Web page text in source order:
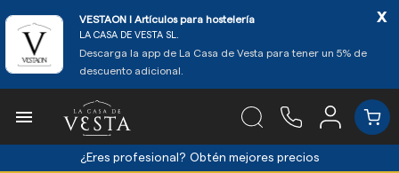
VESTAON l Artículos para hostelería
LA CASA DE VESTA SL.
Descarga la app de La Casa de Vesta para tener un 5% de
descuento adicional.
x

¿Eres profesional? Obtén mejores precios